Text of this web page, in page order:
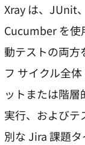
Xray は、JUnit
Cucumber を使
動テストの両方
フ サイクル全
ットまたは階
実行、およびテ
別な Jira 課題